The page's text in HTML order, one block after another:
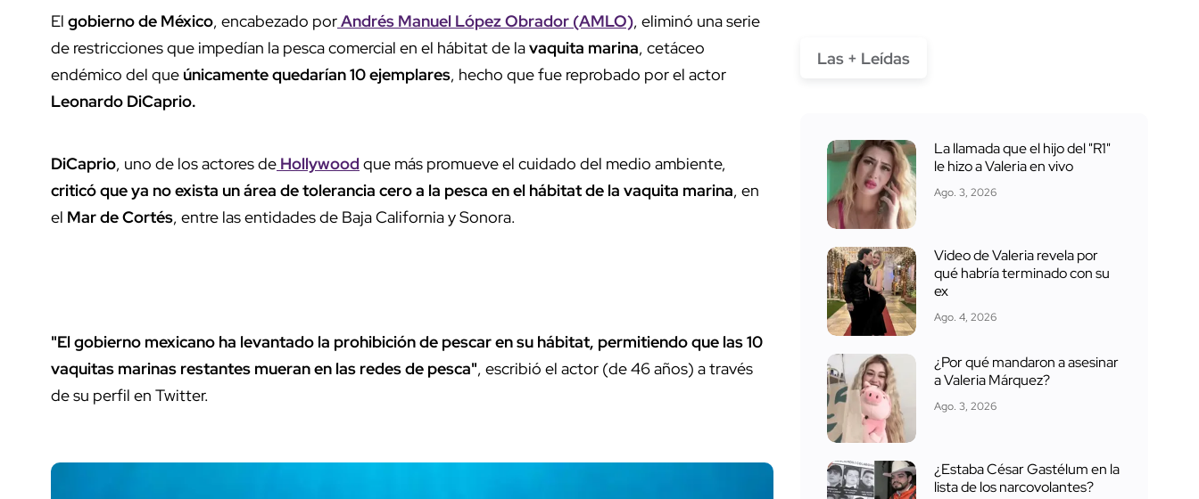
El gobierno de México, encabezado porAndrés Manuel López Obrador (AMLO), eliminó una serie
de restricciones que impedían la pesca comercial en el hábitat de lavaquita marina, cetáceo
endémico del que únicamente quedarían 10 ejemplares, hecho que fue reprobado por el actor
Leonardo DiCaprio.
DiCaprio, uno de los actores de Hollywoodque más promueve el cuidado del medio ambiente,
criticó que ya no exista un área de tolerancia cero a la pesca en el hábitat de la vaquita marina, en
el Mar de Cortés, entre las entidades de Baja California y Sonora.
"El gobierno mexicano ha levantado la prohibición de pescar en su hábitat, permitiendo que las 10
vaquitas marinas restantes mueran en las redes de pesca", escribió el actor (de 46 años) a través
de su perfil en Twitter.
Las + Leídas
La llamada que el hijo del "R1"
le hizo a Valeria en vivo
Ago. 3, 2026
Video de Valeria revela por
qué habría terminado con su
ex
Ago. 4, 2026
¿Por qué mandaron a asesinar
a Valeria Márquez?
Ago. 3, 2026
¿Estaba César Gastélum en la
lista de los narcovolantes?